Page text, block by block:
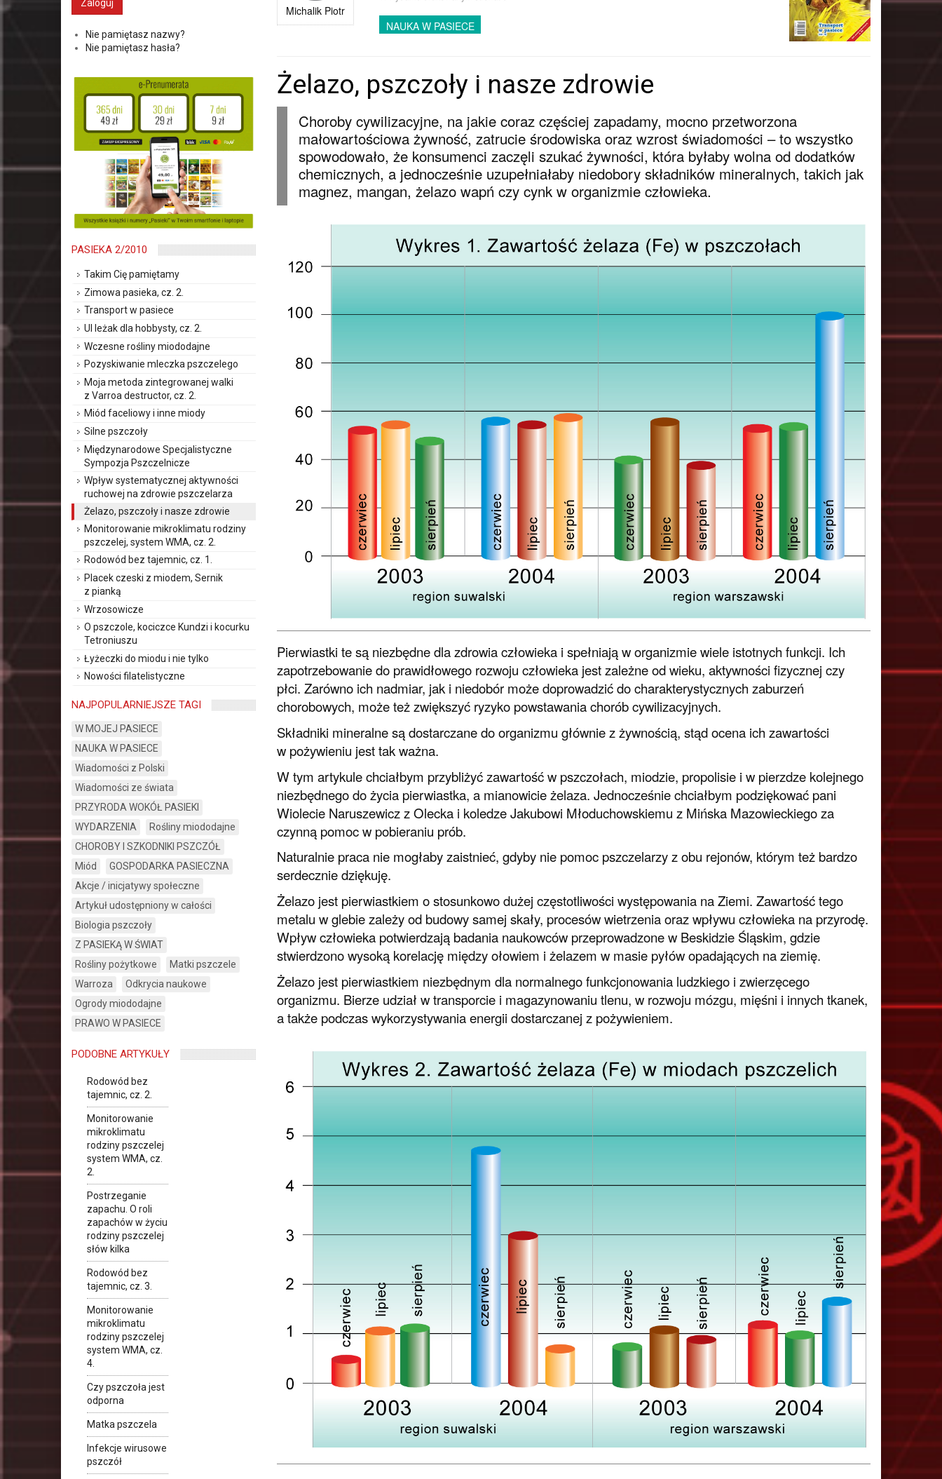
Michalik Piotr
NAUKA W PASIECE
Żelazo, pszczoły i nasze zdrowie
Choroby cywilizacyjne, na jakie coraz częściej zapadamy, mocno przetworzona
małowartościowa żywność, zatrucie środowiska oraz wzrost świadomości – to wszystko
spowodowało, że konsumenci zaczęli szukać żywności, która byłaby wolna od dodatków
chemicznych, a jednocześnie uzupełniałaby niedobory składników mineralnych, takich jak
magnez, mangan, żelazo wapń czy cynk w organizmie człowieka.
Pierwiastki te są niezbędne dla zdrowia człowieka i spełniają w organizmie wiele istotnych funkcji. Ich
zapotrzebowanie do prawidłowego rozwoju człowieka jest zależne od wieku, aktywności fizycznej czy
płci. Zarówno ich nadmiar, jak i niedobór może doprowadzić do charakterystycznych zaburzeń
chorobowych, może też zwiększyć ryzyko powstawania chorób cywilizacyjnych.
Składniki mineralne są dostarczane do organizmu głównie z żywnością, stąd ocena ich zawartości
w pożywieniu jest tak ważna.
W tym artykule chciałbym przybliżyć zawartość w pszczołach, miodzie, propolisie i w pierzdze kolejnego
niezbędnego do życia pierwiastka, a mianowicie żelaza. Jednocześnie chciałbym podziękować pani
Wiolecie Naruszewicz z Olecka i koledze Jakubowi Młoduchowskiemu z Mińska Mazowieckiego za
czynną pomoc w pobieraniu prób.
Naturalnie praca nie mogłaby zaistnieć, gdyby nie pomoc pszczelarzy z obu rejonów, którym też bardzo
serdecznie dziękuję.
Żelazo jest pierwiastkiem o stosunkowo dużej częstotliwości występowania na Ziemi. Zawartość tego
metalu w glebie zależy od budowy samej skały, procesów wietrzenia oraz wpływu człowieka na przyrodę.
Wpływ człowieka potwierdzają badania naukowców przeprowadzone w Beskidzie Śląskim, gdzie
stwierdzono wysoką korelację między ołowiem i żelazem w masie pyłów opadających na ziemię.
Żelazo jest pierwiastkiem niezbędnym dla normalnego funkcjonowania ludzkiego i zwierzęcego
organizmu. Bierze udział w transporcie i magazynowaniu tlenu, w rozwoju mózgu, mięśni i innych tkanek,
a także podczas wykorzystywania energii dostarczanej z pożywieniem.
Nie pamiętasz nazwy?
Nie pamiętasz hasła?
PASIEKA 2/2010
Takim Cię pamiętamy
Zimowa pasieka, cz. 2.
Transport w pasiece
Ul leżak dla hobbysty, cz. 2.
Wczesne rośliny miododajne
Pozyskiwanie mleczka pszczelego
Moja metoda zintegrowanej walki
z Varroa destructor, cz. 2.
Miód faceliowy i inne miody
Silne pszczoły
Międzynarodowe Specjalistyczne
Sympozja Pszczelnicze
Wpływ systematycznej aktywności
ruchowej na zdrowie pszczelarza
Żelazo, pszczoły i nasze zdrowie
Monitorowanie mikroklimatu rodziny
pszczelej, system WMA, cz. 2.
Rodowód bez tajemnic, cz. 1.
Placek czeski z miodem, Sernik
z pianką
Wrzosowicze
O pszczole, kociczce Kundzi i kocurku
Tetroniuszu
Łyżeczki do miodu i nie tylko
Nowości filatelistyczne
NAJPOPULARNIEJSZE TAGI
W MOJEJ PASIECE
NAUKA W PASIECE
Wiadomości z Polski
Wiadomości ze świata
PRZYRODA WOKÓŁ PASIEKI
WYDARZENIA
Rośliny miododajne
CHOROBY I SZKODNIKI PSZCZÓŁ
Miód
GOSPODARKA PASIECZNA
Akcje / inicjatywy społeczne
Artykuł udostępniony w całości
Biologia pszczoły
Z PASIEKĄ W ŚWIAT
Rośliny pożytkowe
Matki pszczele
Warroza
Odkrycia naukowe
Ogrody miododajne
PRAWO W PASIECE
PODOBNE ARTYKUŁY
Rodowód bez
tajemnic, cz. 2.
Monitorowanie
mikroklimatu
rodziny pszczelej
system WMA, cz.
2.
Postrzeganie
zapachu. O roli
zapachów w życiu
rodziny pszczelej
słów kilka
Rodowód bez
tajemnic, cz. 3.
Monitorowanie
mikroklimatu
rodziny pszczelej
system WMA, cz.
4.
Czy pszczoła jest
odporna
Matka pszczela
Infekcje wirusowe
pszczół